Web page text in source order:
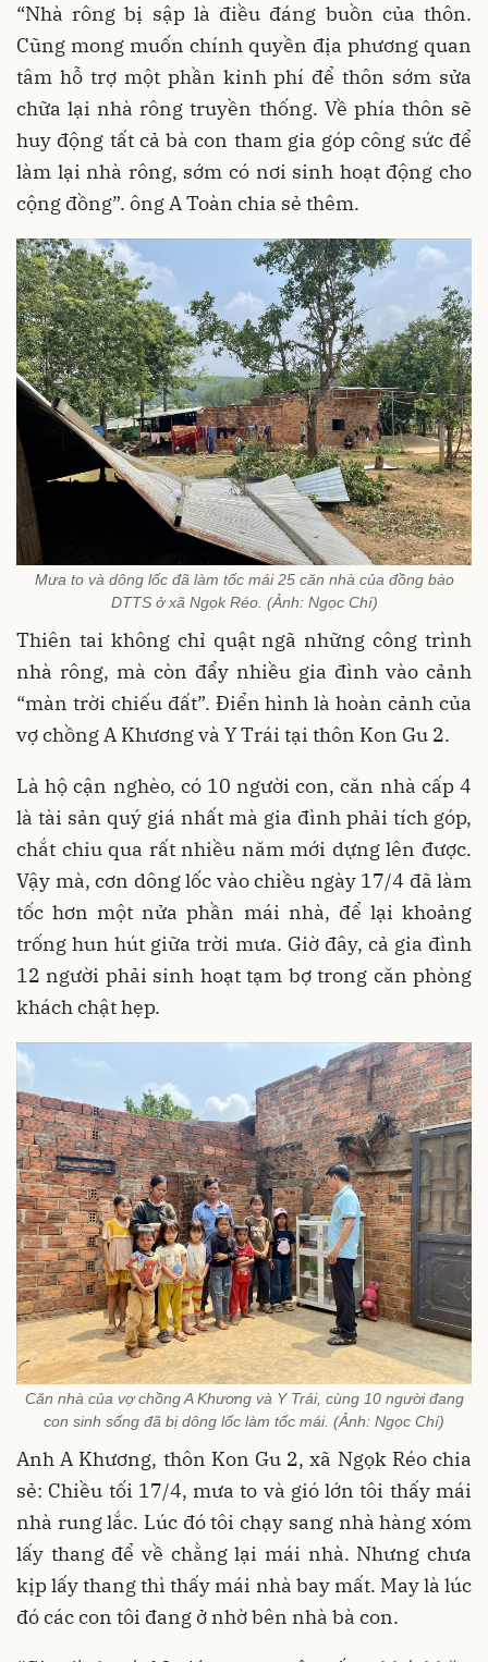
“Nhà rông bị sập là điều đáng buồn của thôn.
Cũng mong muốn chính quyền địa phương quan
tâm hỗ trợ một phần kinh phí để thôn sớm sửa
chữa lại nhà rông truyền thống. Về phía thôn sẽ
huy động tất cả bà con tham gia góp công sức để
làm lại nhà rông, sớm có nơi sinh hoạt động cho
cộng đồng”. ông A Toàn chia sẻ thêm.
Mưa to và dông lốc đã làm tốc mái 25 căn nhà của đồng bào
DTTS ở xã Ngọk Réo. (Ảnh: Ngọc Chí)
Thiên tai không chỉ quật ngã những công trình
nhà rông, mà còn đẩy nhiều gia đình vào cảnh
“màn trời chiếu đất”. Điển hình là hoàn cảnh của
vợ chồng A Khương và Y Trái tại thôn Kon Gu 2.
Là hộ cận nghèo, có 10 người con, căn nhà cấp 4
là tài sản quý giá nhất mà gia đình phải tích góp,
chắt chiu qua rất nhiều năm mới dựng lên được.
Vậy mà, cơn dông lốc vào chiều ngày 17/4 đã làm
tốc hơn một nửa phần mái nhà, để lại khoảng
trống hun hút giữa trời mưa. Giờ đây, cả gia đình
12 người phải sinh hoạt tạm bợ trong căn phòng
khách chật hẹp.
Căn nhà của vợ chồng A Khương và Y Trái, cùng 10 người đang
con sinh sống đã bị dông lốc làm tốc mái. (Ảnh: Ngọc Chí)
Anh A Khương, thôn Kon Gu 2, xã Ngọk Réo chia
sẻ: Chiều tối 17/4, mưa to và gió lớn tôi thấy mái
nhà rung lắc. Lúc đó tôi chạy sang nhà hàng xóm
lấy thang để về chằng lại mái nhà. Nhưng chưa
kịp lấy thang thì thấy mái nhà bay mất. May là lúc
đó các con tôi đang ở nhờ bên nhà bà con.